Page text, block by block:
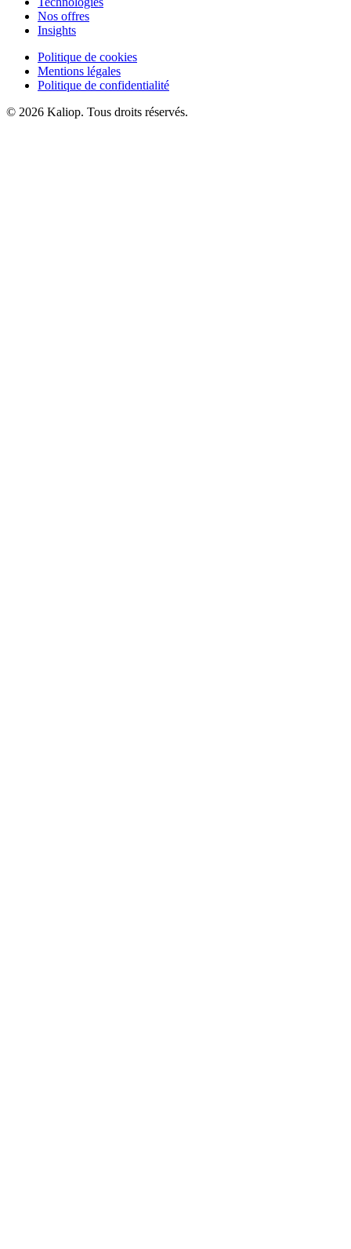
Nos offres
Insights
Politique de cookies
Mentions légales
Politique de confidentialité
© 2026 Kaliop. Tous droits réservés.